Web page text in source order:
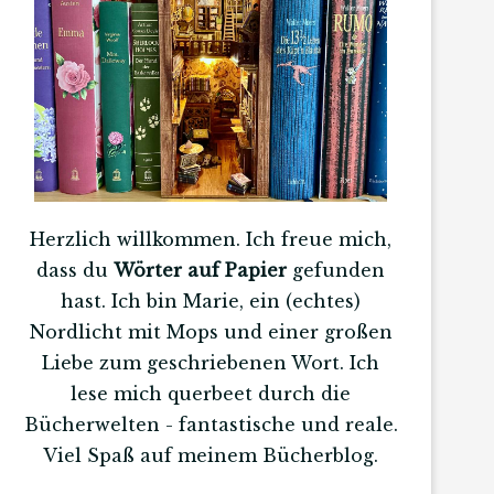
Herzlich willkommen. Ich freue mich,
dass du Wörter auf Papiergefunden
hast. Ich bin Marie, ein (echtes)
Nordlicht mit Mops und einer großen
Liebe zum geschriebenen Wort. Ich
lese mich querbeet durch die
Bücherwelten - fantastische und reale.
Viel Spaß auf meinem Bücherblog.